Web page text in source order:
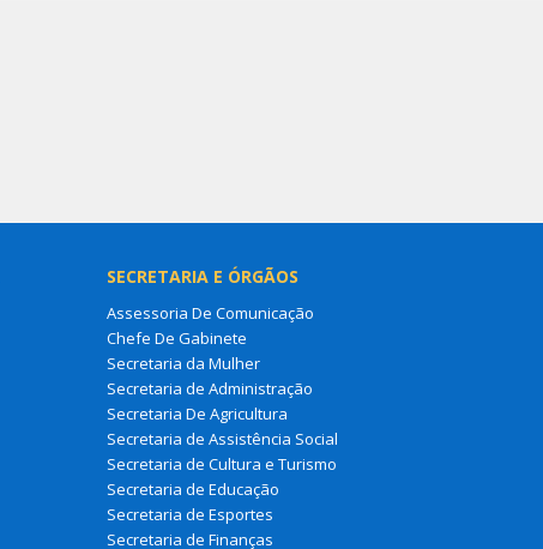
SECRETARIA E ÓRGÃOS
Assessoria De Comunicação
Chefe De Gabinete
Secretaria da Mulher
Secretaria de Administração
Secretaria De Agricultura
Secretaria de Assistência Social
Secretaria de Cultura e Turismo
Secretaria de Educação
Secretaria de Esportes
Secretaria de Finanças